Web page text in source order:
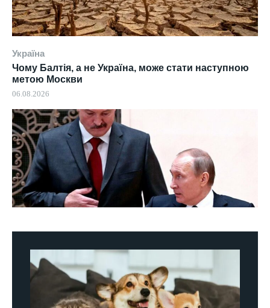
Україна
Чому Балтія, а не Україна, може стати наступною
метою Москви
06.08.2026